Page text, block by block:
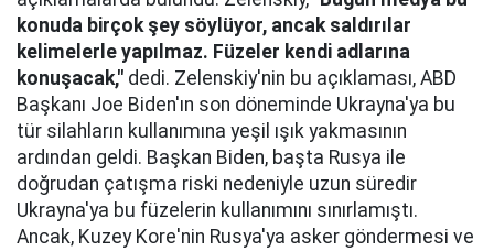
konuda birçok şey söylüyor, ancak saldırılar
kelimelerle yapılmaz. Füzeler kendi adlarına
konuşacak," dedi. Zelenskiy'nin bu açıklaması, ABD
Başkanı Joe Biden'ın son döneminde Ukrayna'ya bu
tür silahların kullanımına yeşil ışık yakmasının
ardından geldi. Başkan Biden, başta Rusya ile
doğrudan çatışma riski nedeniyle uzun süredir
Ukrayna'ya bu füzelerin kullanımını sınırlamıştı.
Ancak, Kuzey Kore'nin Rusya'ya asker göndermesi ve